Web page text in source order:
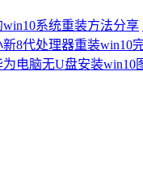
系统重装方法分享
8代处理器重装win10
电脑无U盘安装win10